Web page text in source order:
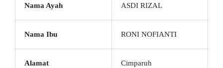
Nama Ayah ASDI RIZAL
Nama Ibu RONI NOFIANTI
Alamat Cimparuh